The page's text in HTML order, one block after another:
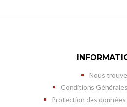
Nous
Conditions
Protection des données